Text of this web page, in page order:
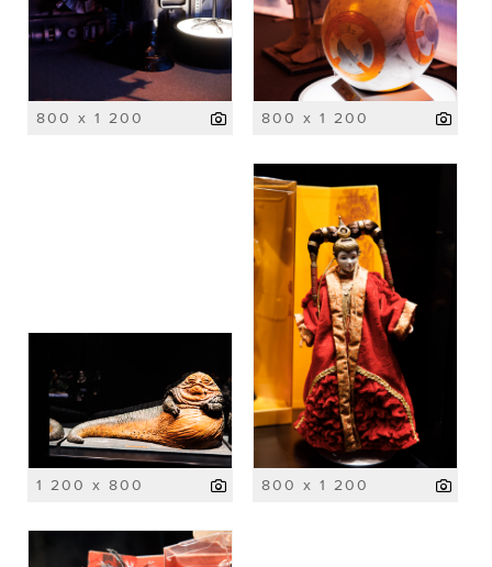
800 x 1 200 800 x 1 200
1 200 x 800 800 x 1 200